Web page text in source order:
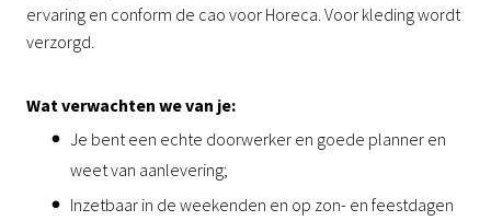
ervaring en conform de cao voor Horeca. Voor kleding wordt
verzorgd.
Wat verwachten we van je:
Je bent een echte doorwerker en goede planner en
weet van aanlevering;
Inzetbaar in de weekenden en op zon- en feestdagen